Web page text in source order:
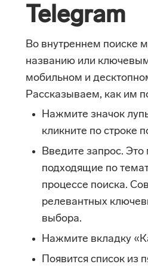
Telegram
Во внутреннем поиске
названию или
мобильном и
Рассказываем, как им
Нажмите значок
кликните по строке
Введите запрос.
подходящие по
процессе поиска.
релевантных
выбора.
Нажмите вкладку
Появится список из